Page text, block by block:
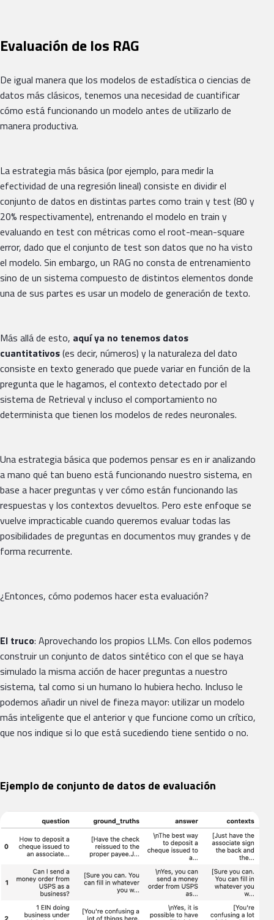
Evaluación de los RAG
De igual manera que los modelos de estadística o ciencias de
datos más clásicos, tenemos una necesidad de cuantificar
cómo está funcionando un modelo antes de utilizarlo de
manera productiva.
La estrategia más básica (por ejemplo, para medir la
efectividad de una regresión lineal) consiste en dividir el
conjunto de datos en distintas partes como train y test (80 y
20% respectivamente), entrenando el modelo en train y
evaluando en test con métricas como el root-mean-square
error, dado que el conjunto de test son datos que no ha visto
el modelo. Sin embargo, un RAG no consta de entrenamiento
sino de un sistema compuesto de distintos elementos donde
una de sus partes es usar un modelo de generación de texto.
Más allá de esto, aquí ya no tenemos datos
cuantitativos(es decir, números) y la naturaleza del dato
consiste en texto generado que puede variar en función de la
pregunta que le hagamos, el contexto detectado por el
sistema de Retrieval y incluso el comportamiento no
determinista que tienen los modelos de redes neuronales.
Una estrategia básica que podemos pensar es en ir analizando
a mano qué tan bueno está funcionando nuestro sistema, en
base a hacer preguntas y ver cómo están funcionando las
respuestas y los contextos devueltos. Pero este enfoque se
vuelve impracticable cuando queremos evaluar todas las
posibilidades de preguntas en documentos muy grandes y de
forma recurrente.
¿Entonces, cómo podemos hacer esta evaluación?
El truco: Aprovechando los propios LLMs. Con ellos podemos
construir un conjunto de datos sintético con el que se haya
simulado la misma acción de hacer preguntas a nuestro
sistema, tal como si un humano lo hubiera hecho. Incluso le
podemos añadir un nivel de fineza mayor: utilizar un modelo
más inteligente que el anterior y que funcione como un crítico,
que nos indique si lo que está sucediendo tiene sentido o no.
Ejemplo de conjunto de datos de evaluación